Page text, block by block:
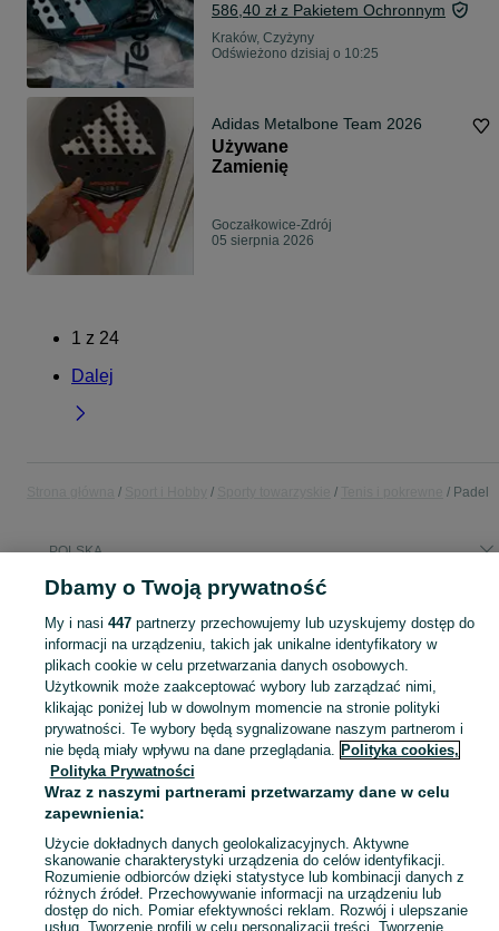
586,40 zł z Pakietem Ochronnym
Kraków, Czyżyny
Odświeżono dzisiaj o 10:25
Adidas Metalbone Team 2026
Używane
Zamienię
Goczałkowice-Zdrój
05 sierpnia 2026
1 z 24
Dalej
Padel
POLSKA
Sprzedaż sprzętu do padla w Polsce ▶️ Aktualne oferty nowe i używane ✅ Szeroki wybór produktów w najlepszych cenach ✌ Przeglądaj ogłoszenia na OLX.pl!
Mapa kategorii
Mapa miejscowości
Mapa ministron
Popularne wyszukiwania
Dbamy o Twoją prywatność
My i nasi 447partnerzy przechowujemy lub uzyskujemy dostęp do
informacji na urządzeniu, takich jak unikalne identyfikatory w
plikach cookie w celu przetwarzania danych osobowych.
Użytkownik może zaakceptować wybory lub zarządzać nimi,
klikając poniżej lub w dowolnym momencie na stronie polityki
prywatności. Te wybory będą sygnalizowane naszym partnerom i
nie będą miały wpływu na dane przeglądania. Polityka cookies,
Polityka Prywatności
Wraz z naszymi partnerami przetwarzamy dane w celu
zapewnienia:
Użycie dokładnych danych geolokalizacyjnych. Aktywne
skanowanie charakterystyki urządzenia do celów identyfikacji.
Rozumienie odbiorców dzięki statystyce lub kombinacji danych z
różnych źródeł. Przechowywanie informacji na urządzeniu lub
dostęp do nich. Pomiar efektywności reklam. Rozwój i ulepszanie
usług. Tworzenie profili w celu personalizacji treści. Tworzenie